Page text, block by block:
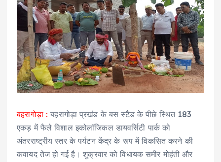
बहरागोड़ा : बहरागोड़ा प्रखंड के बस स्टैंड के पीछे स्थित 183
एकड़ में फैले विशाल इकोलॉजिकल डायवर्सिटी पार्क को
अंतरराष्ट्रीय स्तर के पर्यटन केंद्र के रूप में विकसित करने की
कवायद तेज हो गई है। शुक्रवार को विधायक समीर मोहंती और